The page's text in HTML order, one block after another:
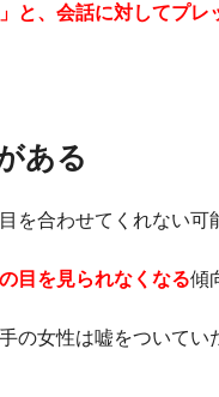
と、会話に対してプレ
ある
を合わせてくれない可
目を見られなくなる傾
の女性は嘘をついて